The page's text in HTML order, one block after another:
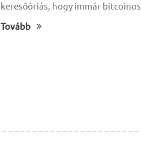
keresőóriás, hogy immár bitcoinos
Tovább